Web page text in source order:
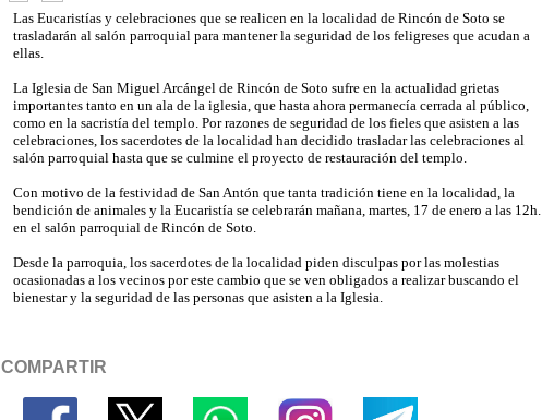
Las Eucaristías y celebraciones que se realicen en la localidad de Rincón de Soto se
trasladarán al salón parroquial para mantener la seguridad de los feligreses que acudan a
ellas.
La Iglesia de San Miguel Arcángel de Rincón de Soto sufre en la actualidad grietas
importantes tanto en un ala de la iglesia, que hasta ahora permanecía cerrada al público,
como en la sacristía del templo. Por razones de seguridad de los fieles que asisten a las
celebraciones, los sacerdotes de la localidad han decidido trasladar las celebraciones al
salón parroquial hasta que se culmine el proyecto de restauración del templo.
Con motivo de la festividad de San Antón que tanta tradición tiene en la localidad, la
bendición de animales y la Eucaristía se celebrarán mañana, martes, 17 de enero a las 12h.
en el salón parroquial de Rincón de Soto.
Desde la parroquia, los sacerdotes de la localidad piden disculpas por las molestias
ocasionadas a los vecinos por este cambio que se ven obligados a realizar buscando el
bienestar y la seguridad de las personas que asisten a la Iglesia.
COMPARTIR